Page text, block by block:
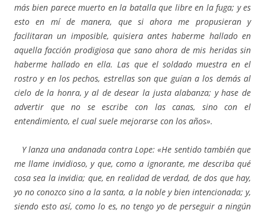
más bien parece muerto en la batalla que libre en la fuga; y es
esto en mí de manera, que si ahora me propusieran y
facilitaran un imposible, quisiera antes haberme hallado en
aquella facción prodigiosa que sano ahora de mis heridas sin
haberme hallado en ella. Las que el soldado muestra en el
rostro y en los pechos, estrellas son que guían a los demás al
cielo de la honra, y al de desear la justa alabanza; y hase de
advertir que no se escribe con las canas, sino con el
entendimiento, el cual suele mejorarse con los años».
Y lanza una andanada contra Lope: «He sentido también que
me llame invidioso, y que, como a ignorante, me describa qué
cosa sea la invidia; que, en realidad de verdad, de dos que hay,
yo no conozco sino a la santa, a la noble y bien intencionada; y,
siendo esto así, como lo es, no tengo yo de perseguir a ningún